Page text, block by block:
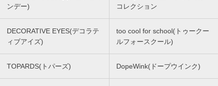
ンデー)
コレクション
DECORATIVE EYES(デコラテ
ィブアイズ)
too cool for school(トゥークー
ルフォースクール)
TOPARDS(トパーズ) DopeWink(ドープウインク)